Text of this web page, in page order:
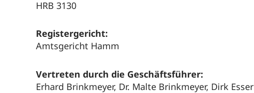
HRB 3130
Registergericht:
Amtsgericht Hamm
Vertreten durch die Geschäftsführer:
Erhard Brinkmeyer, Dr. Malte Brinkmeyer, Dirk Esser